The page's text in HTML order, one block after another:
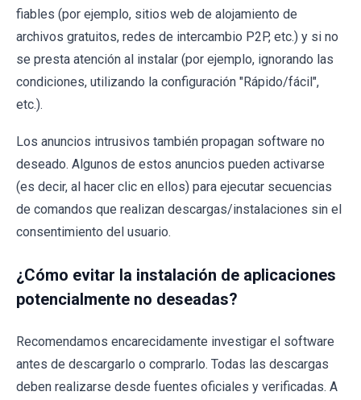
fiables (por ejemplo, sitios web de alojamiento de
archivos gratuitos, redes de intercambio P2P, etc.) y si no
se presta atención al instalar (por ejemplo, ignorando las
condiciones, utilizando la configuración "Rápido/fácil",
etc.).
Los anuncios intrusivos también propagan software no
deseado. Algunos de estos anuncios pueden activarse
(es decir, al hacer clic en ellos) para ejecutar secuencias
de comandos que realizan descargas/instalaciones sin el
consentimiento del usuario.
¿Cómo evitar la instalación de aplicaciones
potencialmente no deseadas?
Recomendamos encarecidamente investigar el software
antes de descargarlo o comprarlo. Todas las descargas
deben realizarse desde fuentes oficiales y verificadas. A